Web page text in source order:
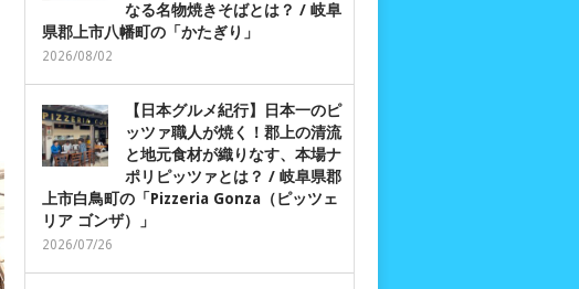
なる名物焼きそばとは？ / 岐阜
県郡上市八幡町の「かたぎり」
2026/08/02
【日本グルメ紀行】日本一のピ
ッツァ職人が焼く！郡上の清流
と地元食材が織りなす、本場ナ
ポリピッツァとは？ / 岐阜県郡
上市白鳥町の「Pizzeria Gonza（ピッツェ
リア ゴンザ）」
2026/07/26